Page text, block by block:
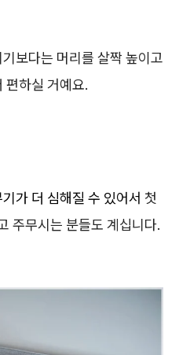
보다는 머리를 살짝 높이고
편하실 거예요.
가 더 심해질 수 있어서 첫
주무시는 분들도 계십니다.